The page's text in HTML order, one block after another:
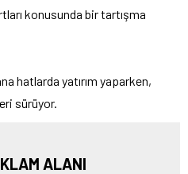
konusunda bir tartışma
hatlarda yatırım yaparken,
sürüyor.
ALANI